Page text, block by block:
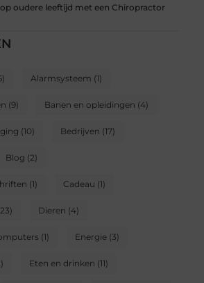
oudere leeftijd met een Chiropractor
Alarmsysteem (1)
(9) Banen en opleidingen (4)
(10) Bedrijven (17)
Blog (2)
(1) Cadeau (1)
Dieren (4)
(1) Energie(3)
Eten en drinken (11)